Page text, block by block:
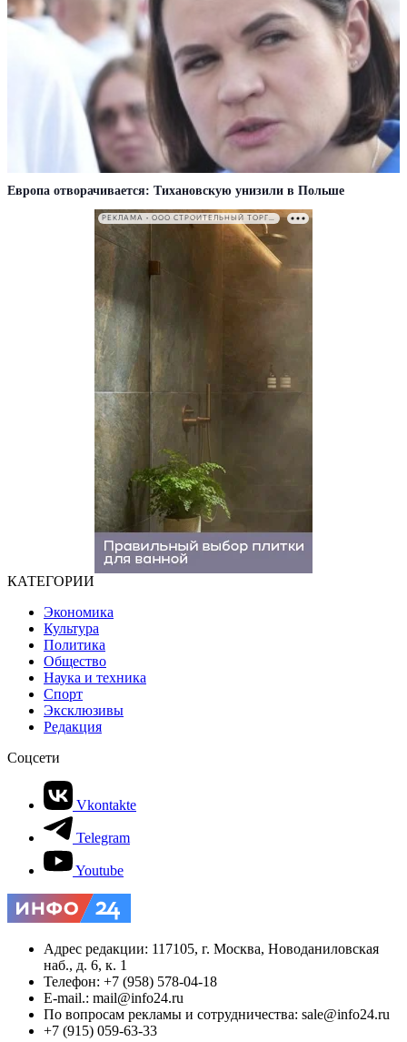
Европа отворачивается: Тихановскую унизили в Польше
РЕКЛАМА • ООО СТРОИТЕЛЬНЫЙ ТОРГОВЫЙ ДОМ «ПЕТРОВИЧ». ИНН: 7802348846
КАТЕГОРИИ
Экономика
Культура
Политика
Общество
Наука и техника
Спорт
Эксклюзивы
Редакция
Соцсети
Vkontakte
Telegram
Youtube
Адрес редакции: 117105, г. Москва, Новоданиловская
наб., д. 6, к. 1
Телефон: +7 (958) 578-04-18
E-mail.: mail@info24.ru
По вопросам рекламы и сотрудничества: sale@info24.ru
+7 (915) 059-63-33